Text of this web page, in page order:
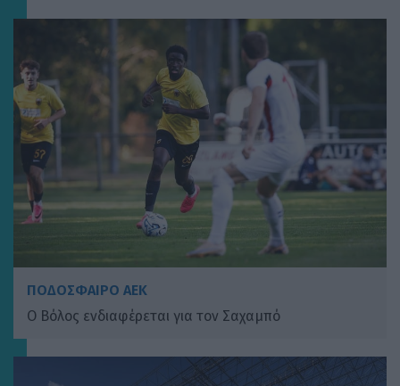
ΠΟΔΟΣΦΑΙΡΟ ΑΕΚ
Ο Βόλος ενδιαφέρεται για τον Σαχαμπό